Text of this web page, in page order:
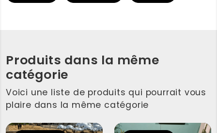
Produits dans la même
catégorie
Voici une liste de produits qui pourrait vous
plaire dans la même catégorie